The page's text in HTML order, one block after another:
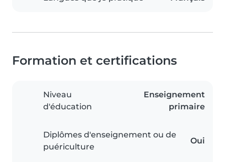
Formation et certifications
Niveau
d'éducation
Enseignement
primaire
Diplômes d'enseignement ou de
puériculture
Oui